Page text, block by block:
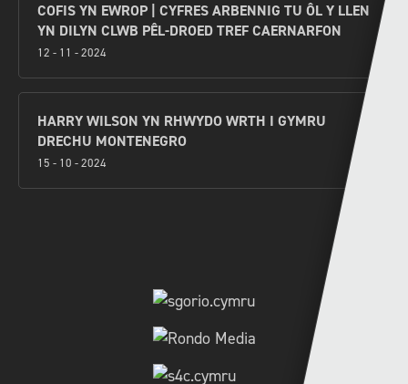
COFIS YN EWROP | CYFRES ARBENNIG TU ÔL Y LLEN
YN DILYN CLWB PÊL-DROED TREF CAERNARFON
12 - 11 - 2024
HARRY WILSON YN RHWYDO WRTH I GYMRU
DRECHU MONTENEGRO
15 - 10 - 2024